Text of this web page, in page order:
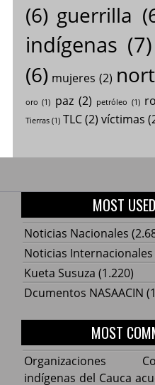
(6) guerrilla
indígenas (7)
(6) mujeres (2)
oro (1) paz (2) petróleo (1)
Tierras(1) TLC(2) víctimas
MOST
Noticias Nacionales
Noticias Internacionales
Kueta Susuza (1.220)
Dcumentos NASAACIN
MOST
Organizaciones
indígenas del Cauca